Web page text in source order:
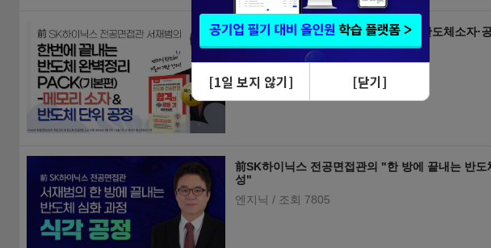
[2021 최신] 서재범의 한번에 끝내는 반도체소자·
편) PACK : 메모리소자+단위공정
서재범/ 조회 18141
前SK하이닉스 전공면접관의 "한 방에 끝내는 반도
성"
엔지닉 / 조회 7805